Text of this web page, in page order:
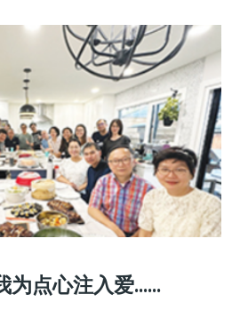
为点心注入爱……